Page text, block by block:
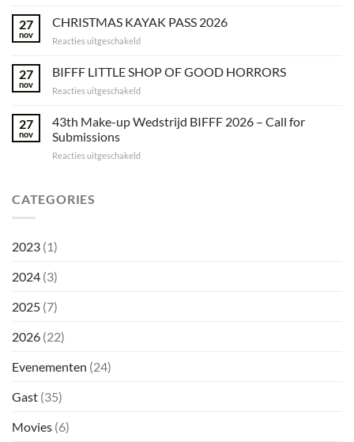
hun
WE
LOVE
CHRISTMAS
27
nov
CHRISTMAS KAYAK PASS 2026
Reacties uitgeschakeldvoor
KAYAK
PASS
2026
27
nov
BIFFF LITTLE SHOP OF GOOD HORRORS
Reacties uitgeschakeldvoor
LITTLE
SHOP
GOOD
27
nov
43th Make-up Wedstrijd BIFFF 2026 – Call for
Submissions
Reacties uitgeschakeldvoor
CATEGORIES
2023 (1)
2024 (3)
2025 (7)
2026 (22)
Evenementen (24)
Gast (35)
Movies (6)